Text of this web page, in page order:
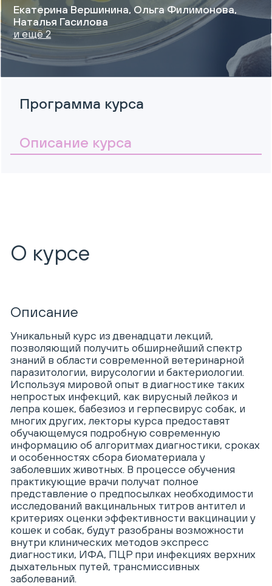
Екатерина Вершинина, Ольга Филимонова,
Наталья Гасилова
и ещё 2
Программа курса
Описание курса
О курсе
Описание
Уникальный курс из двенадцати лекций,
позволяющий получить обширнейший спектр
знаний в области современной ветеринарной
паразитологии, вирусологии и бактериологии.
Используя мировой опыт в диагностике таких
непростых инфекций, как вирусный лейкоз и
лепра кошек, бабезиоз и герпесвирус собак, и
многих других, лекторы курса предоставят
обучающемуся подробную современную
информацию об алгоритмах диагностики, сроках
и особенностях сбора биоматериала у
заболевших животных. В процессе обучения
практикующие врачи получат полное
представление о предпосылках необходимости
исследований вакцинальных титров антител и
критериях оценки эффективности вакцинации у
кошек и собак, будут разобраны возможности
внутри клинических методов экспресс
диагностики, ИФА, ПЦР при инфекциях верхних
дыхательных путей, трансмиссивных
заболеваний.